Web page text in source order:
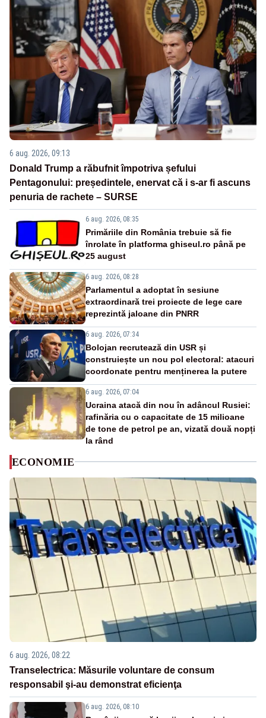
6 aug. 2026, 09:13
Donald Trump a răbufnit împotriva șefului
Pentagonului: președintele, enervat că i s-ar fi ascuns
penuria de rachete – SURSE
6 aug. 2026, 08:35
Primăriile din România trebuie să fie
înrolate în platforma ghiseul.ro până pe
25 august
6 aug. 2026, 08:28
Parlamentul a adoptat în sesiune
extraordinară trei proiecte de lege care
reprezintă jaloane din PNRR
6 aug. 2026, 07:34
Bolojan recrutează din USR și
construiește un nou pol electoral: atacuri
coordonate pentru menținerea la putere
6 aug. 2026, 07:04
Ucraina atacă din nou în adâncul Rusiei:
rafinăria cu o capacitate de 15 milioane
de tone de petrol pe an, vizată două nopți
la rând
ECONOMIE
6 aug. 2026, 08:22
Transelectrica: Măsurile voluntare de consum
responsabil şi-au demonstrat eficienţa
6 aug. 2026, 08:10